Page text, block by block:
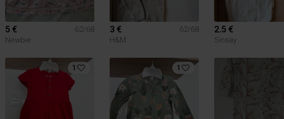
5 €
62/68
Newbie
3 €
62/68
H&M
2.5 €
Sinsay
1 1